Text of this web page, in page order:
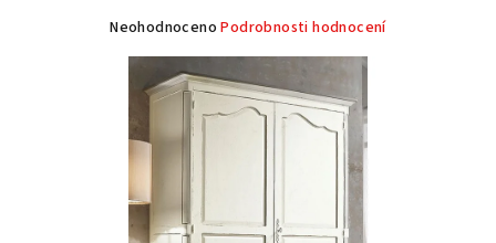
Průměrné
produktu
Neohodnoceno Podrobnosti hodnocení